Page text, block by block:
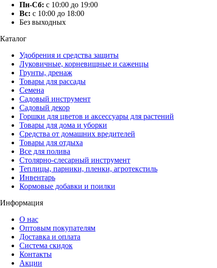
Пн-Сб: с 10:00 до 19:00
Вс: с 10:00 до 18:00
Без выходных
Каталог
Удобрения и средства защиты
Луковичные, корневищные и саженцы
Грунты, дренаж
Товары для рассады
Семена
Садовый инструмент
Садовый декор
Горшки для цветов и аксессуары для растений
Товары для дома и уборки
Средства от домашних вредителей
Товары для отдыха
Все для полива
Столярно-слесарный инструмент
Теплицы, парники, пленки, агротекстиль
Инвентарь
Кормовые добавки и поилки
Информация
О нас
Оптовым покупателям
Доставка и оплата
Система скидок
Контакты
Акции